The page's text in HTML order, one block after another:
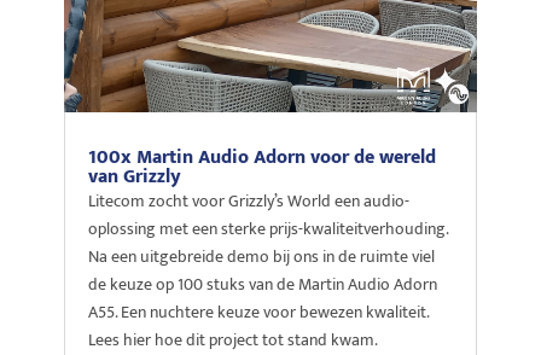
100x Martin Audio Adorn voor de wereld
van Grizzly
Litecom zocht voor Grizzly’s World een audio-
oplossing met een sterke prijs-kwaliteitverhouding.
Na een uitgebreide demo bij ons in de ruimte viel
de keuze op 100 stuks van de Martin Audio Adorn
A55. Een nuchtere keuze voor bewezen kwaliteit.
Lees hier hoe dit project tot stand kwam.